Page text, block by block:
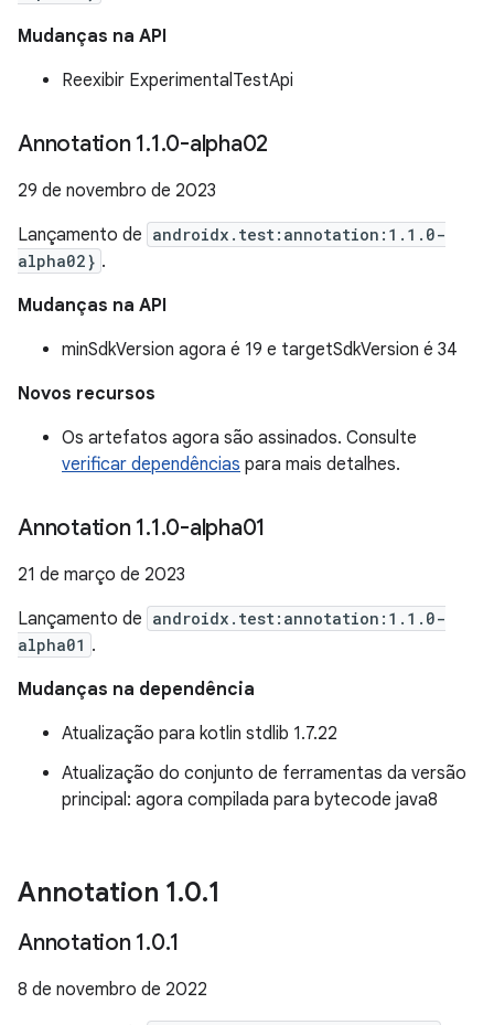
Mudanças na API
Reexibir ExperimentalTestApi
Annotation 1.1.0-alpha02
29 de novembro de 2023
Lançamento de androidx.test:annotation:1.1.0-
alpha02} .
Mudanças na API
minSdkVersion agora é 19 e targetSdkVersion é 34
Novos recursos
Os artefatos agora são assinados. Consulte
verificar dependências para mais detalhes.
Annotation 1.1.0-alpha01
21 de março de 2023
Lançamento de androidx.test:annotation:1.1.0-
alpha01 .
Mudanças na dependência
Atualização para kotlin stdlib 1.7.22
Atualização do conjunto de ferramentas da versão
principal: agora compilada para bytecode java8
Annotation 1.0.1
Annotation 1.0.1
8 de novembro de 2022